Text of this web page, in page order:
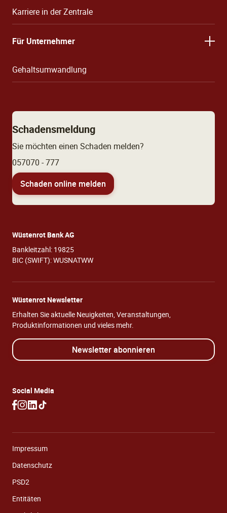
Karriere in der Zentrale
Für Unternehmer
Gehaltsumwandlung
Schadensmeldung
Sie möchten einen Schaden melden?
057070 - 777
Schaden online melden
Wüstenrot Bank AG
Bankleitzahl: 19825
BIC (SWIFT): WUSNATWW
Wüstenrot Newsletter
Erhalten Sie aktuelle Neuigkeiten, Veranstaltungen,
Produktinformationen und vieles mehr.
Newsletter abonnieren
Social Media
Impressum
Datenschutz
PSD2
Entitäten